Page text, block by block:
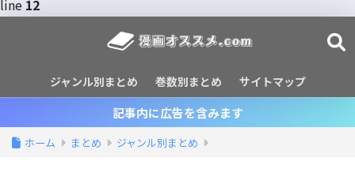
line 12
ジャンル別まとめ 巻数別まとめ サイトマップ
記事内に広告を含みます
ホーム まとめ ジャンル別まとめ